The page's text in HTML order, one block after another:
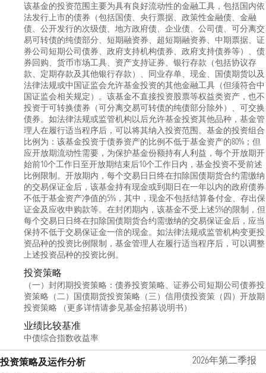
该基金的投资范围主要为具有良好流动性的金融工具，包括国内依
法发行上市的债券（包括国债、央行票据、政策性金融债、金融
债、公开发行的次级债、地方政府债、企业债、公司债、可分离交
易可转债的纯债部分、短期融资券、超短期融资券、中期票据、证
券公司短期公司债券、政府支持机构债券、政府支持债券等）、债
券回购、货币市场工具、资产支持证券、银行存款（包括协议存
款、定期存款及其他银行存款）、同业存单、现金、国债期货以及
法律法规或中国证监会允许基金投资的其他金融工具（但须符合中
国证监会相关规定）。该基金不直接投资股票等权益类资产，也不
投资于可转换债券（可分离交易可转债的纯债部分除外）、可交换
债券。如法律法规或监管机构以后允许基金投资其他品种，基金管
理人在履行适当程序后，可以将其纳入投资范围。基金的投资组合
比例为：该基金投资于债券资产的比例不低于基金资产的80%；但
应开放期流动性需要，为保护基金份额持有人利益，每个开放期开
始前10个工作日至开放期结束后10个工作日内，基金投资不受前述
比例限制。开放期内，每个交易日日终在扣除国债期货合约需缴纳
的交易保证金后，该基金持有现金或到期日在一年以内的政府债券
不低于基金资产净值的5%，其中，现金不包括结算备付金、存出保
证金及应收申购款等。在封闭期内，该基金不受上述5%的限制，但
每个交易日日终在扣除国债期货合约需缴纳的交易保证金后，应当
保持不低于交易保证金一倍的现金。如法律法规或监管机构变更投
资品种的投资比例限制，基金管理人在履行适当程序后，可以调整
上述投资品种的投资比例。
投资策略
（一）封闭期投资策略：债券投资策略、证券公司短期公司债券投
资策略（二）国债期货投资策略（三）信用债投资策（四）开放期
投资策略 （更多详情请参见基金招募说明书）
业绩比较基准
中债综合指数收益率
投资策略及运作分析 2026年第二季报